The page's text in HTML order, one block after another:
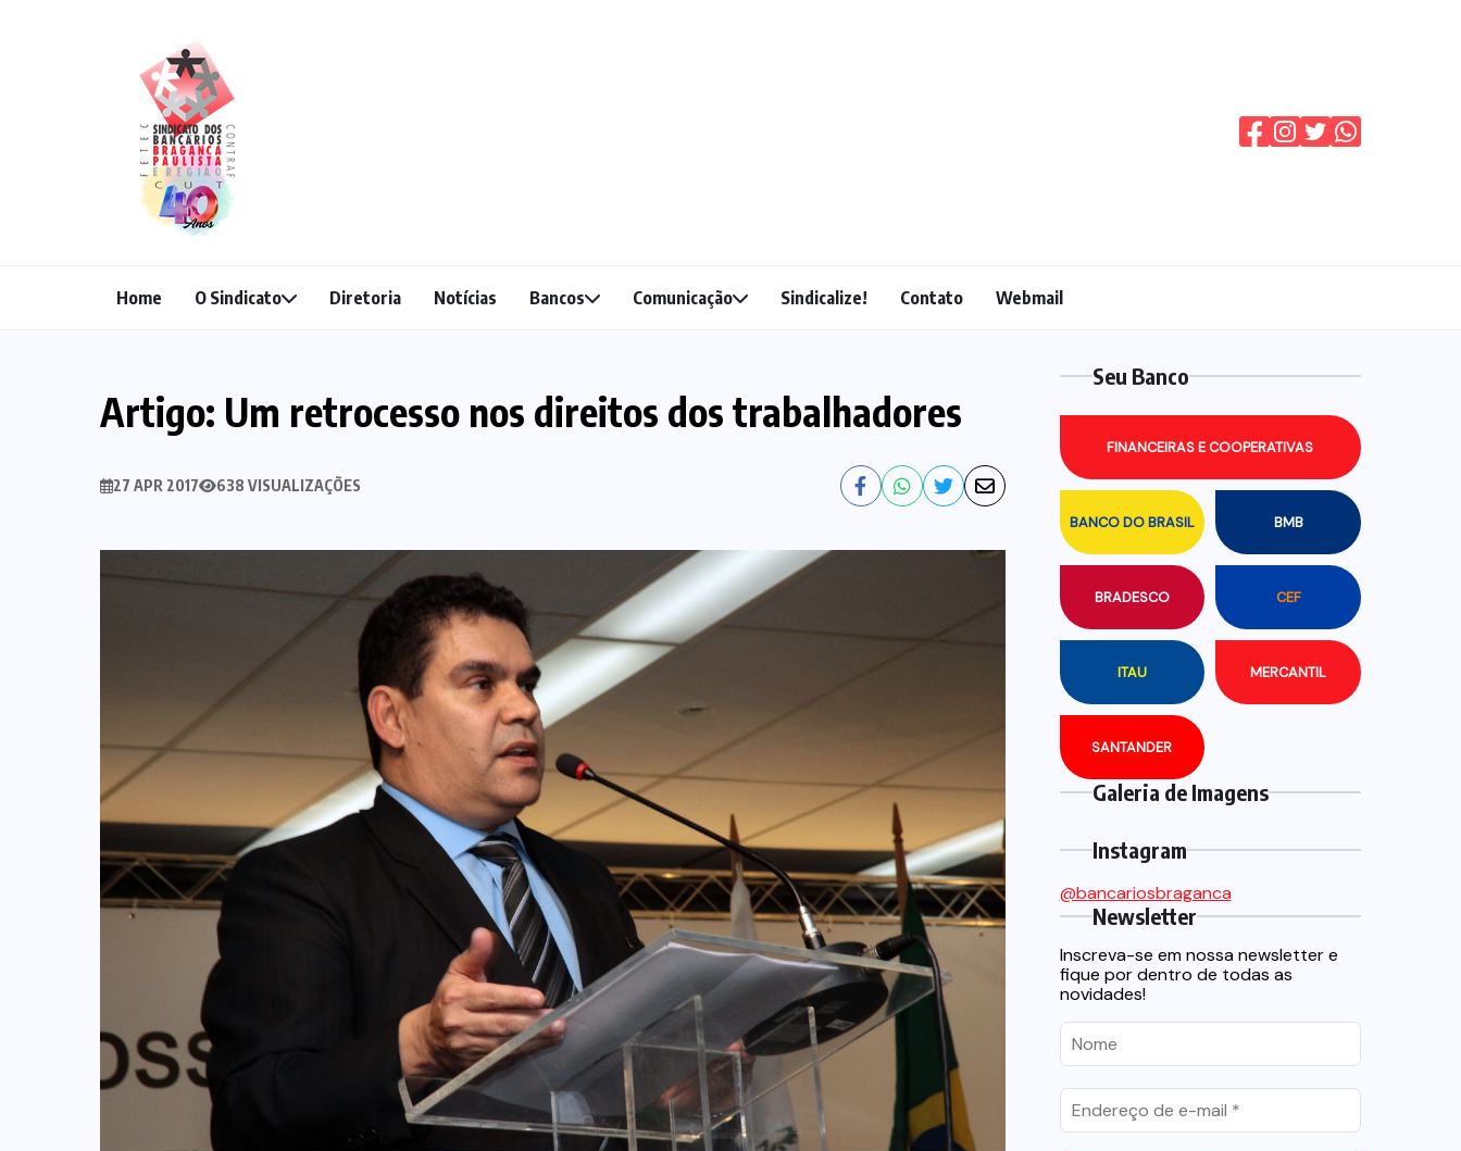
Home O Sindicato Diretoria Notícias Bancos Comunicação Sindicalize! Contato Webmail
Artigo: Um retrocesso nos direitos dos trabalhadores
27 APR 2017 638 VISUALIZAÇÕES
Seu Banco
BANCO DO BRASIL BMB
BRADESCO CEF
FINANCEIRAS E COOPERATIVAS
ITAU MERCANTIL
SANTANDER
Galeria de Imagens
Instagram
@bancariosbraganca
Newsletter
Inscreva-se em nossa newsletter e
fique por dentro de todas as
novidades!